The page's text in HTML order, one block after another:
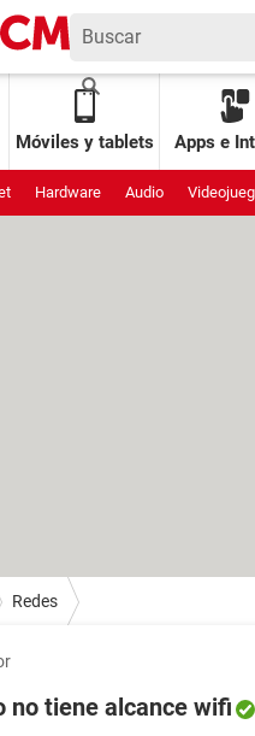
Móviles y tablets Apps e
Hardware Audio
Redes
no tiene alcance wifi